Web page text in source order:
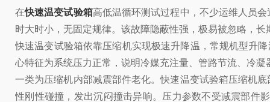
在快速温变试验箱高低温循环测试过程中，不少运维人员
时大时小，无固定规律。该故障隐蔽性强，极易被忽略，
快速温变试验箱依靠压缩机实现极速升降温，常规机型升
心特征为系统压力正常，说明冷媒充注量、管路节流、冷
一类为压缩机内部减震部件老化。快速温变试验箱压缩机
性刚性碰撞，发出沉闷撞击异响。压力参数不受减震部件